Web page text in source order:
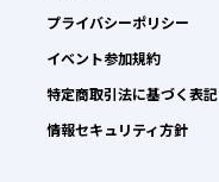
プライバシーポリシー
イベント参加規約
特定商取引法に基づく表記
情報セキュリティ方針